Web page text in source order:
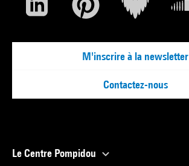
M'inscrire à la newsletter
Contactez-nous
Le Centre Pompidou